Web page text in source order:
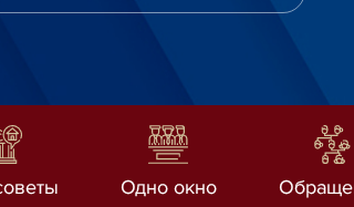
Одно окно